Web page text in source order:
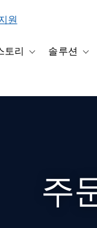
for 제품
토리 Toggle sub-
솔루션
주